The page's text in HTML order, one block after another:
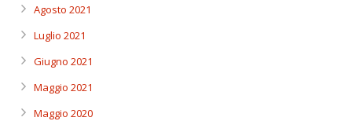
Agosto 2021
Luglio 2021
Giugno 2021
Maggio 2021
Maggio 2020